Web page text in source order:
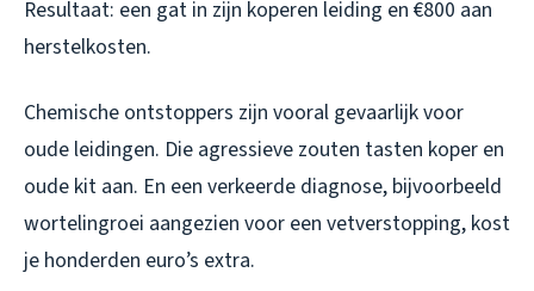
Resultaat: een gat in zijn koperen leiding en €800 aan
herstelkosten.
Chemische ontstoppers zijn vooral gevaarlijk voor
oude leidingen. Die agressieve zouten tasten koper en
oude kit aan. En een verkeerde diagnose, bijvoorbeeld
wortelingroei aangezien voor een vetverstopping, kost
je honderden euro’s extra.